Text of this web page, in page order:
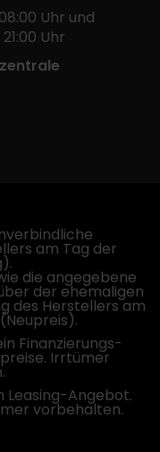
Uhr und
Uhr
am Tag der
die angegebene
der ehemaligen
des Herstellers am
Finanzierungs-
Irrtümer
Leasing-Angebot.
vorbehalten.